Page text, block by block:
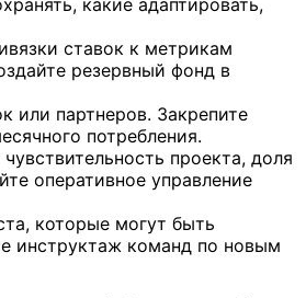
ставок к метрикам
резервный фонд в
или партнеров. Закрепите
потребления.
проекта, доля
оперативное управление
которые могут быть
инструктаж команд по новым